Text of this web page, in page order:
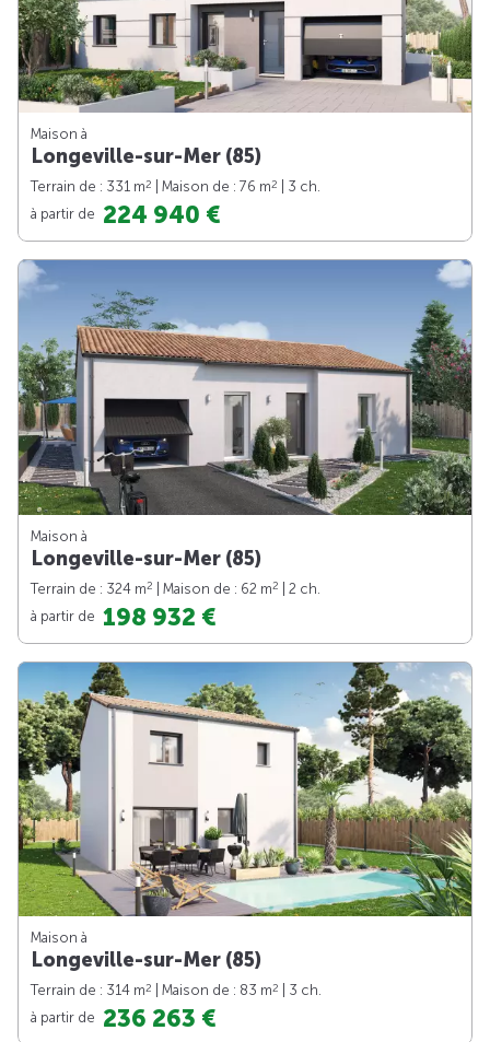
Maison à
Longeville-sur-Mer (85)
Terrain de : 331 m2 | Maison de : 76 m2
| 3 ch.
à partir de 224 940 €
Maison à
Longeville-sur-Mer (85)
Terrain de : 324 m2 | Maison de : 62 m2
| 2 ch.
à partir de 198 932 €
Maison à
Longeville-sur-Mer (85)
Terrain de : 314 m2 | Maison de : 83 m2
| 3 ch.
à partir de 236 263 €